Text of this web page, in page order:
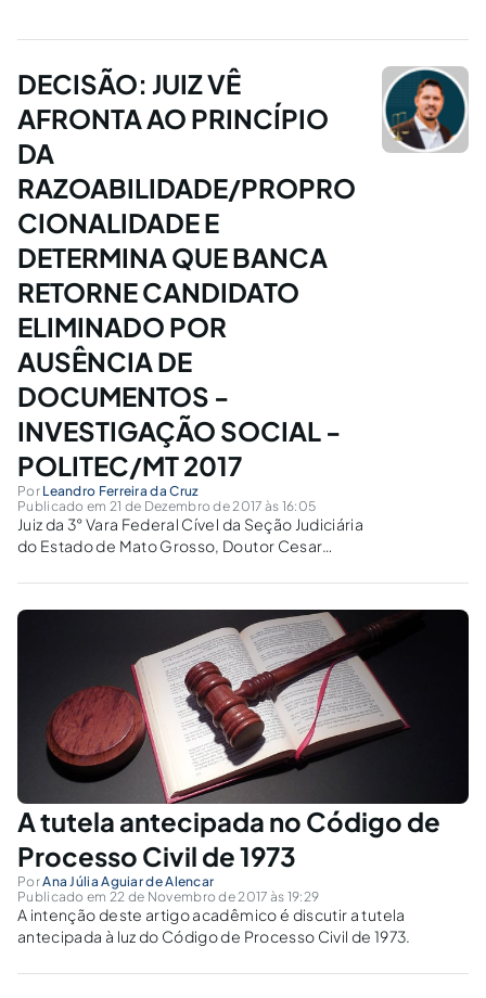
DECISÃO: JUIZ VÊ
AFRONTA AO PRINCÍPIO
DA
RAZOABILIDADE/PROPRO
CIONALIDADE E
DETERMINA QUE BANCA
RETORNE CANDIDATO
ELIMINADO POR
AUSÊNCIA DE
DOCUMENTOS -
INVESTIGAÇÃO SOCIAL -
POLITEC/MT 2017
Por Leandro Ferreira da Cruz
Publicado em 21 de Dezembro de 2017 às 16:05
Juiz da 3° Vara Federal Cível da Seção Judiciária
do Estado de Mato Grosso, Doutor Cesar
processo nº 1003093-05.2017.4.01.3600.
A tutela antecipada no Código de
Processo Civil de 1973
PorAna Júlia Aguiar de Alencar
Publicado em 22 de Novembro de 2017 às 19:29
A intenção deste artigo acadêmico é discutir a tutela
antecipada à luz do Código de Processo Civil de 1973.